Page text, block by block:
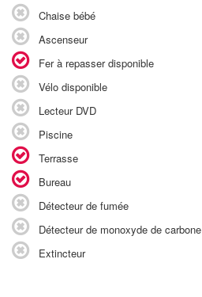
Chaise bébé
Ascenseur
Fer à repasser disponible
Vélo disponible
Lecteur DVD
Piscine
Terrasse
Bureau
Détecteur de fumée
Détecteur de monoxyde de carbone
Extincteur